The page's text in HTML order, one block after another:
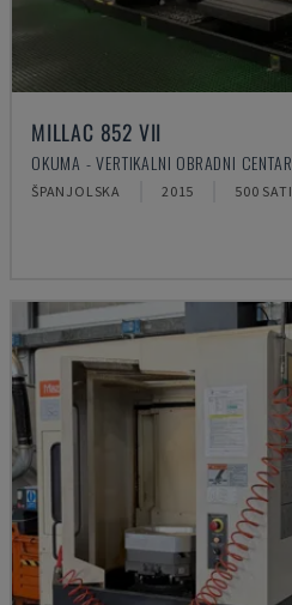
MILLAC 852 VII
OKUMA - VERTIKALNI OBRADNI CENTAR
ŠPANJOLSKA 2015 500 SATI